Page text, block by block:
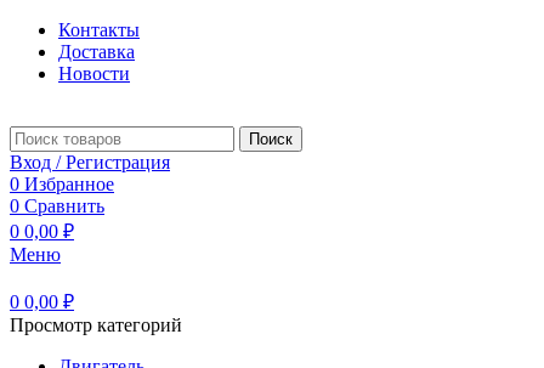
Контакты
Доставка
Новости
Поиск
Вход / Регистрация
0 Избранное
0 Сравнить
0 0,00 ₽
Меню
0 0,00 ₽
Просмотр категорий